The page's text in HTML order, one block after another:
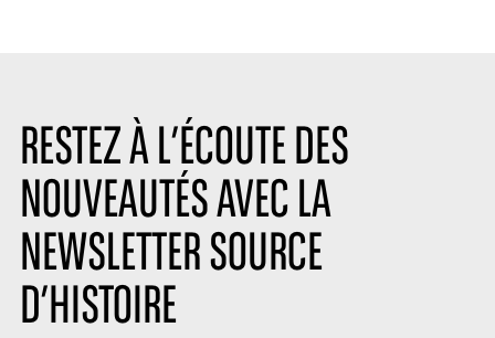
RESTEZ À L’ÉCOUTE DES
NOUVEAUTÉS AVEC LA
NEWSLETTER SOURCE
D’HISTOIRE